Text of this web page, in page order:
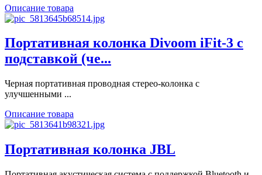
Описание товара
Портативная колонка Divoom iFit-3 с
подставкой (че...
Черная портативная проводная стерео-колонка с
улучшенными ...
Описание товара
Портативная колонка JBL